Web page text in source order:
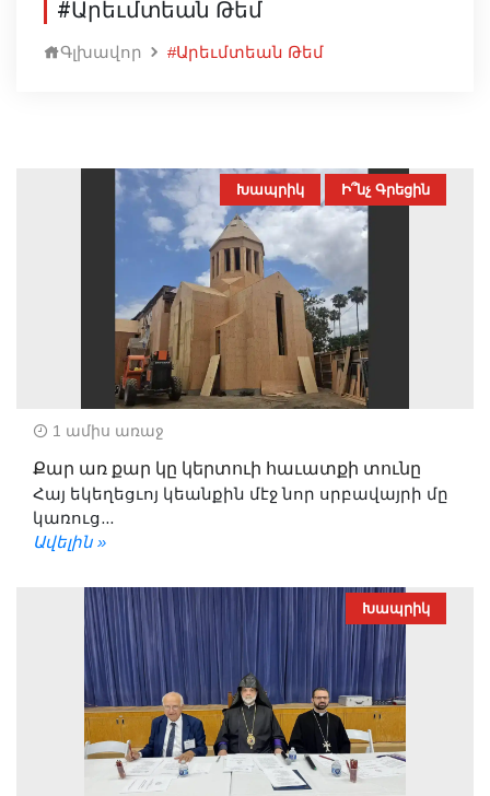
#Արեւմտեան Թեմ
Գլխավոր #Արեւմտեան Թեմ
Խապրիկ Ի՞նչ Գրեցին
1 ամիս առաջ
Քար առ քար կը կերտուի հաւատքի տունը
Հայ եկեղեցւոյ կեանքին մէջ նոր սրբավայրի մը
կառուց...
Ավելին »
Խապրիկ